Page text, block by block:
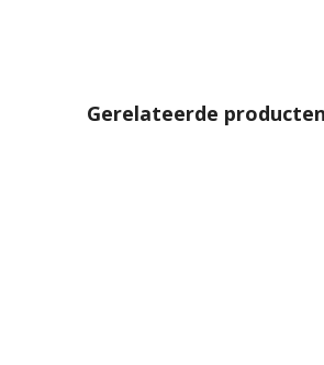
Gerelateerde producten